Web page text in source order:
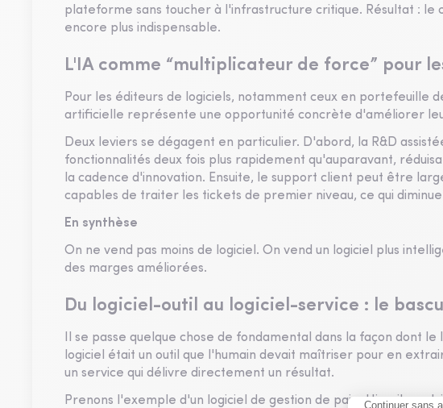
plateforme sans toucher à l'infrastructure critique. Résultat : le
encore plus indispensable.
L'IA comme “multiplicateur de force” pour
Pour les éditeurs de logiciels, notamment ceux en portefeuille
artificielle représente une opportunité concrète d'améliorer
Deux leviers se dégagent en particulier. D'abord, la R&D
fonctionnalités deux fois plus rapidement qu'auparavant,
la cadence d'innovation. Ensuite, le support client peut être
capables de traiter les tickets de premier niveau, ce qui
En synthèse
On ne vend pas moins de logiciel. On vend un logiciel plus
des marges améliorées.
Du logiciel-outil au logiciel-service : le
Il se passe quelque chose de fondamental dans la façon dont
logiciel était un outil que l'humain devait maîtriser pour en
un service qui délivre directement un résultat.
Prenons l'exemple d'un logiciel de gestion de paie. Hier, il